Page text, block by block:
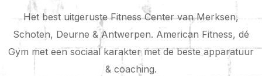
Het best uitgeruste Fitness Center van Merksen,
Schoten, Deurne & Antwerpen. American Fitness, dé
Gym met een sociaal karakter met de beste apparatuur
& coaching.